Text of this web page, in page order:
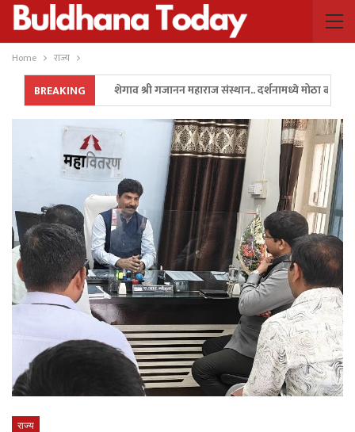
Home राज्य
BREAKING
शेगाव श्री गजानन महाराज संस्थान.. दर्शनामध्ये मोठा बदल..!
अन पालकमंत्री गुलाबराव पाटील यांनी रॅली थांबवून ॲम्बुलन्सला
राज्य